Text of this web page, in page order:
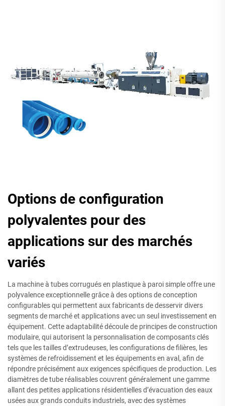
Options de configuration
polyvalentes pour des
applications sur des marchés
variés
La machine à tubes corrugués en plastique à paroi simple offre une
polyvalence exceptionnelle grâce à des options de conception
configurables qui permettent aux fabricants de desservir divers
segments de marché et applications avec un seul investissement en
équipement. Cette adaptabilité découle de principes de construction
modulaire, qui autorisent la personnalisation de composants clés
tels que les tailles d’extrudeuses, les configurations de filières, les
systèmes de refroidissement et les équipements en aval, afin de
répondre précisément aux exigences spécifiques de production. Les
diamètres de tube réalisables couvrent généralement une gamme
allant des petites applications résidentielles d’évacuation des eaux
usées aux grands conduits industriels, avec des systèmes